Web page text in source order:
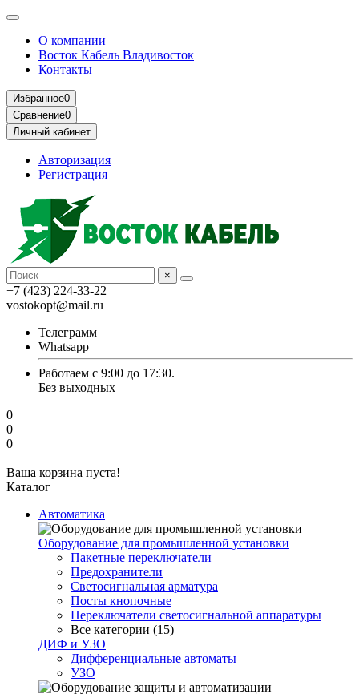
О компании
Восток Кабель Владивосток
Контакты
Избранное0
Сравнение0
Личный кабинет
Авторизация
Регистрация
×
+7 (423) 224-33-22
vostokopt@mail.ru
Телеграмм
Whatsapp
Работаем с 9:00 до 17:30.
Без выходных
0
0
0
Ваша корзина пуста!
Каталог
Автоматика
Оборудование для промышленной установки
Пакетные переключатели
Предохранители
Светосигнальная арматура
Посты кнопочные
Переключатели светосигнальной аппаратуры
Все категории (15)
ДИФ и УЗО
Дифференциальные автоматы
УЗО